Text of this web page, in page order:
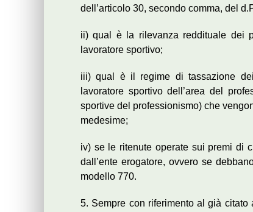
dell’articolo 30, secondo comma, del
ii) qual è la rilevanza reddituale dei
lavoratore sportivo;
iii) qual è il regime di tassazione
lavoratore sportivo dell’area del
sportive del professionismo) che
medesime;
iv) se le ritenute operate sui premi di
dall’ente erogatore, ovvero se
modello 770.
5. Sempre con riferimento al già